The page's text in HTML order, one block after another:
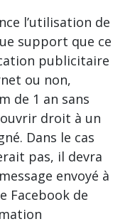
l’utilisation de
support que ce
publicitaire
ou non,
de 1 an sans
droit à un
Dans le cas
pas, il devra
envoyé à
Facebook de